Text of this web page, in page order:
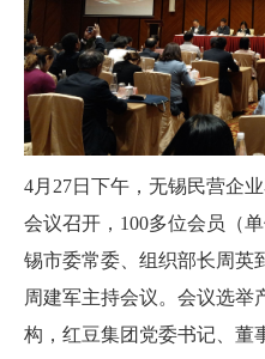
4月 27日下午，无锡民营企
会议召开， 100多位会员（
锡市委常委、组织部长周英
周建军主持会议。会议选举
构，红豆集团党委书记、董